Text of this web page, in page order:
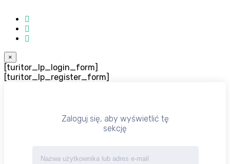
×
[turitor_lp_login_form]
[turitor_lp_register_form]
Zaloguj się, aby wyświetlić tę
sekcję